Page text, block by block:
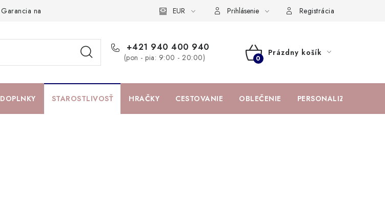
Garancia najlepšej ceny Darčeková poukážka Spolupráca s influencermi BABY zoznam obľúbených
EUR Prihlásenie Registrácia
+421 940 400 940
(pon - pia: 9:00 - 20:00)
NÁKUPNÝ
Prázdny košík
DOPLNKY STAROSTLIVOSŤ HRAČKY CESTOVANIE OBLEČENIE PERSONALIZOVANÉ